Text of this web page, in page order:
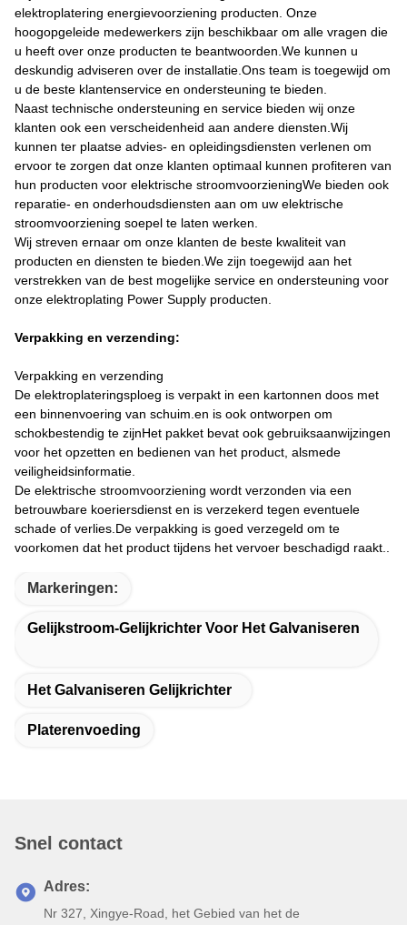
elektroplatering energievoorziening producten. Onze
hoogopgeleide medewerkers zijn beschikbaar om alle vragen die
u heeft over onze producten te beantwoorden.We kunnen u
deskundig adviseren over de installatie.Ons team is toegewijd om
u de beste klantenservice en ondersteuning te bieden.
Naast technische ondersteuning en service bieden wij onze
klanten ook een verscheidenheid aan andere diensten.Wij
kunnen ter plaatse advies- en opleidingsdiensten verlenen om
ervoor te zorgen dat onze klanten optimaal kunnen profiteren van
hun producten voor elektrische stroomvoorzieningWe bieden ook
reparatie- en onderhoudsdiensten aan om uw elektrische
stroomvoorziening soepel te laten werken.
Wij streven ernaar om onze klanten de beste kwaliteit van
producten en diensten te bieden.We zijn toegewijd aan het
verstrekken van de best mogelijke service en ondersteuning voor
onze elektroplating Power Supply producten.
Verpakking en verzending:
Verpakking en verzending
De elektroplateringsploeg is verpakt in een kartonnen doos met
een binnenvoering van schuim.en is ook ontworpen om
schokbestendig te zijnHet pakket bevat ook gebruiksaanwijzingen
voor het opzetten en bedienen van het product, alsmede
veiligheidsinformatie.
De elektrische stroomvoorziening wordt verzonden via een
betrouwbare koeriersdienst en is verzekerd tegen eventuele
schade of verlies.De verpakking is goed verzegeld om te
voorkomen dat het product tijdens het vervoer beschadigd raakt..
Markeringen:
Gelijkstroom-Gelijkrichter Voor Het Galvaniseren
Het Galvaniseren Gelijkrichter
Platerenvoeding
Snel contact
Adres:
Nr 327, Xingye-Road, het Gebied van het de